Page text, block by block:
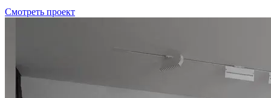
Смотреть проект